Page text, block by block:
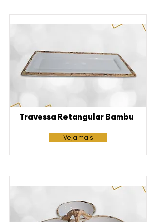
Travessa Retangular Bambu
Veja mais